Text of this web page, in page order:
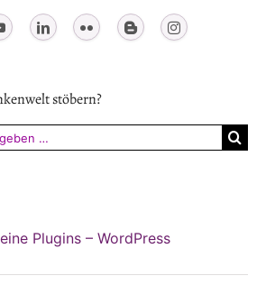
stöbern?
Plugins – WordPress